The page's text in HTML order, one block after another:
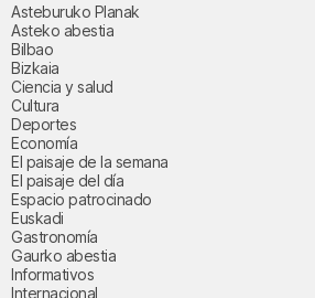
Asteburuko Planak
Asteko abestia
Bilbao
Bizkaia
Ciencia y salud
Cultura
Deportes
Economía
El paisaje de la semana
El paisaje del día
Espacio patrocinado
Euskadi
Gastronomía
Gaurko abestia
Informativos
Internacional